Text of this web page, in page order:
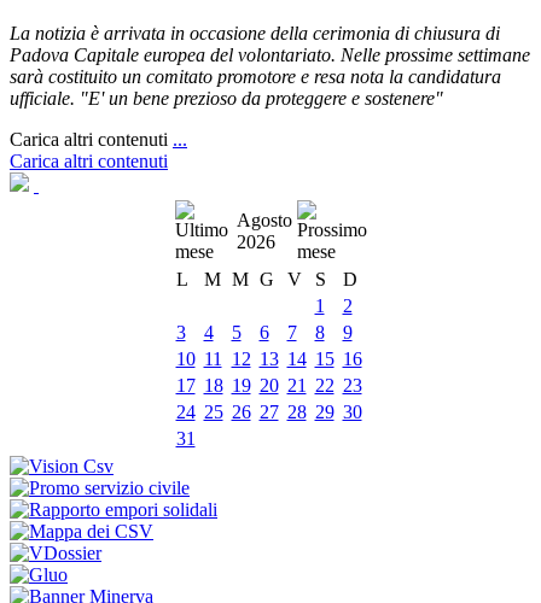
La notizia è arrivata in occasione della cerimonia di chiusura di
Padova Capitale europea del volontariato. Nelle prossime settimane
sarà costituito un comitato promotore e resa nota la candidatura
ufficiale. "E' un bene prezioso da proteggere e sostenere"
Carica altri contenuti ...
Carica altri contenuti
Agosto
2026
L
M M G V S
D
1
2
3
4 5 6 7 8
9
10 11 12 13 14 15 16
17 18 19 20 21 22 23
24 25 26 27 28 29 30
31